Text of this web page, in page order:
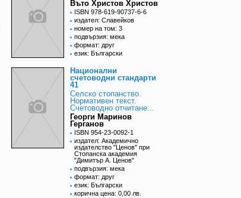
Въто Христов Христов
ISBN 978-619-90737-6-6
издател: Славейков
номер на том: 3
подвързия: мека
формат: друг
език: Български
Национални
счетоводни стандарти
41
Селско стопанство.
Нормативен текст.
Счетоводно отчитане...
Георги Маринов
Герганов
ISBN 954-23-0092-1
издател: Академично
издателство "Ценов" при
Стопанска академия
"Димитър А. Ценов"
подвързия: мека
формат: друг
език: Български
корична цена: 0,00 лв.